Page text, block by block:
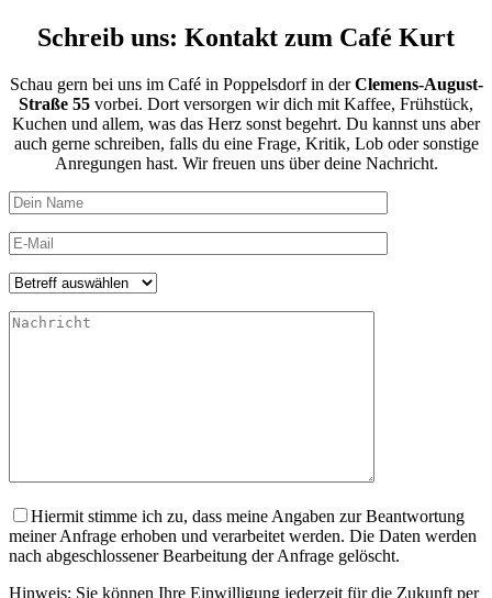
Schreib uns: Kontakt zum Café Kurt
Schau gern bei uns im Café in Poppelsdorf in derClemens-August-
Straße 55 vorbei. Dort versorgen wir dich mit Kaffee, Frühstück,
Kuchen und allem, was das Herz sonst begehrt. Du kannst uns aber
auch gerne schreiben, falls du eine Frage, Kritik, Lob oder sonstige
Anregungen hast. Wir freuen uns über deine Nachricht.
Hiermit stimme ich zu, dass meine Angaben zur Beantwortung
meiner Anfrage erhoben und verarbeitet werden. Die Daten werden
nach abgeschlossener Bearbeitung der Anfrage gelöscht.
Hinweis: Sie können Ihre Einwilligung jederzeit für die Zukunft per